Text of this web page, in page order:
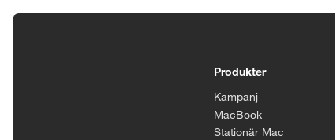
Produkter
Kampanj
MacBook
Stationär Mac